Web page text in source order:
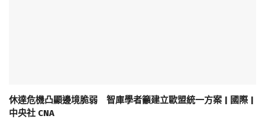
休達危機凸顯邊境脆弱 智庫學者籲建立歐盟統一方案 | 國際 |
中央社 CNA